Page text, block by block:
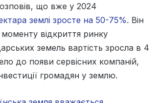
що вже у 2024
землі зросте на 50-75%. Він
відкриття ринку
земель вартість зросла в 4
до появи сервісних компаній,
громадян у землю.